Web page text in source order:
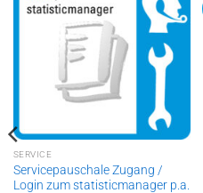
SERVICE
Servicepauschale Zugang /
Login zum statisticmanager p.a.